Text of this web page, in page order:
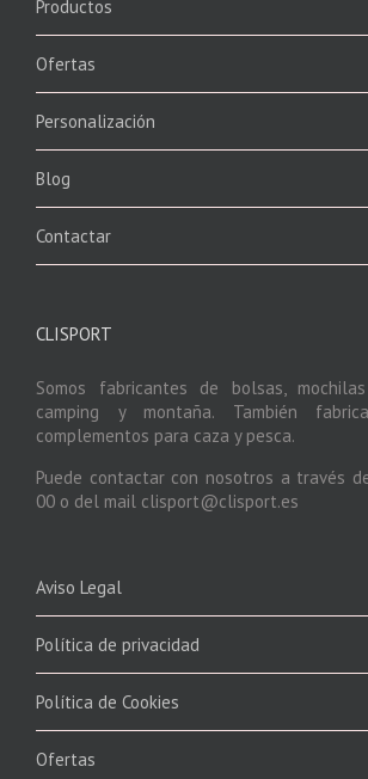
Productos
Ofertas
Personalización
Blog
Contactar
CLISPORT
Somos fabricantes de bolsas,
camping y montaña. También
complementos para caza y pesca.
Puede contactar con nosotros a través
00 o del mail clisport@clisport.es
Aviso Legal
Política de privacidad
Política de Cookies
Ofertas